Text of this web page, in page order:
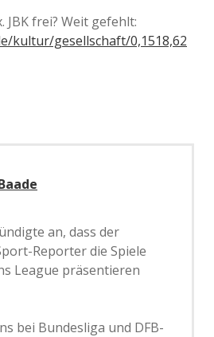
JBK frei? Weit gefehlt:
kultur/gesellschaft/0,1518,62
an, dass der
Reporter die Spiele
League präsentieren
bei Bundesliga und DFB-